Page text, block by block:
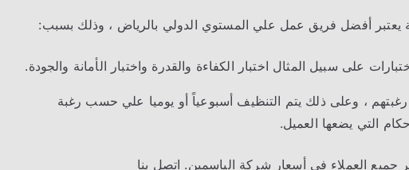
يعتبر أفضل فريق عمل علي المستوي الدولي بالرياض ، وذلك بسبب:
على سبيل المثال اختبار الكفاءة والقدرة واختبار الأمانة والجودة.
، وعلى ذلك يتم التنظيف أسبوعياً أو يوميا علي حسب رغبة
التي يضعها العميل.
العملاء في أسعار شركة الياسمين. اتصل بنا